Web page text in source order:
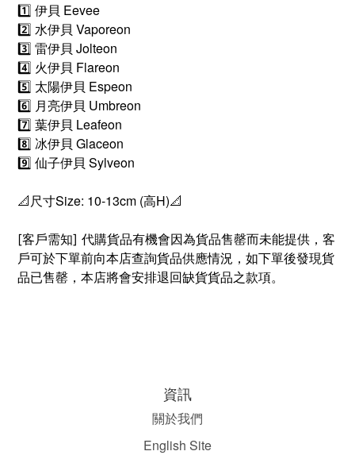
1️⃣ 伊貝 Eevee
2️⃣ 水伊貝 Vaporeon
3️⃣ 雷伊貝 Jolteon
4️⃣ 火伊貝 Flareon
5️⃣ 太陽伊貝 Espeon
6️⃣ 月亮伊貝 Umbreon
7️⃣ 葉伊貝 Leafeon
8️⃣ 冰伊貝 Glaceon
9️⃣ 仙子伊貝 Sylveon
📐尺寸Size: 10-13cm (高H)📐
[客戶需知] 代購貨品有機會因為貨品售罄而未能提供， 客
戶可於下單前向本店查詢貨品供應情況 ，如下單後發現貨
品已售罄 ，本店將會安排退回缺貨貨品之款項。
資訊
關於我們
English Site